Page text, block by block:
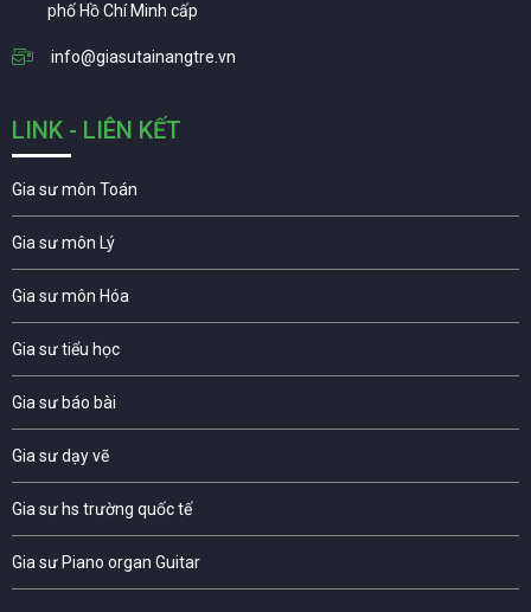
phố Hồ Chí Minh cấp
info@giasutainangtre.vn
LINK - LIÊN KẾT
Gia sư môn Toán
Gia sư môn Lý
Gia sư môn Hóa
Gia sư tiểu học
Gia sư báo bài
Gia sư dạy vẽ
Gia sư hs trường quốc tế
Gia sư Piano organ Guitar